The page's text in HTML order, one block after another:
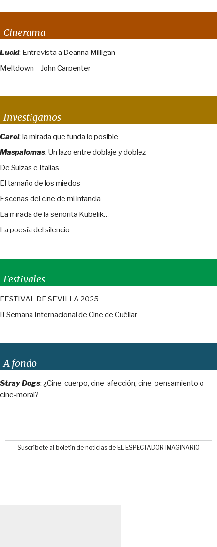
Cinerama
Lucid: Entrevista a Deanna Milligan
Meltdown – John Carpenter
Investigamos
Carol: la mirada que funda lo posible
Maspalomas. Un lazo entre doblaje y doblez
De Suizas e Italias
El tamaño de los miedos
Escenas del cine de mi infancia
La mirada de la señorita Kubelik…
La poesía del silencio
Festivales
FESTIVAL DE SEVILLA 2025
II Semana Internacional de Cine de Cuéllar
A fondo
Stray Dogs: ¿Cine-cuerpo, cine-afección, cine-pensamiento o
cine-moral?
Suscríbete al boletín de noticias de EL ESPECTADOR IMAGINARIO